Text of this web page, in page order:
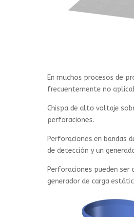
En muchos procesos de
frecuentemente no
Chispa de alto voltaje
perforaciones.
Perforaciones en bandas
de detección y un
Perforaciones pueden
generador de carga